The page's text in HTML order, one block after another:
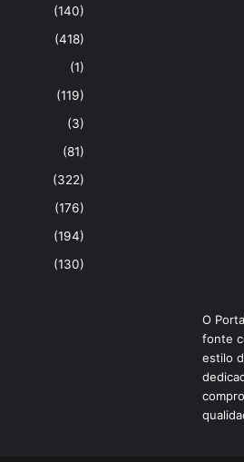
(140)
(418)
(1)
(119)
(3)
(81)
(322)
(176)
(194)
(130)
O
fonte
estilo